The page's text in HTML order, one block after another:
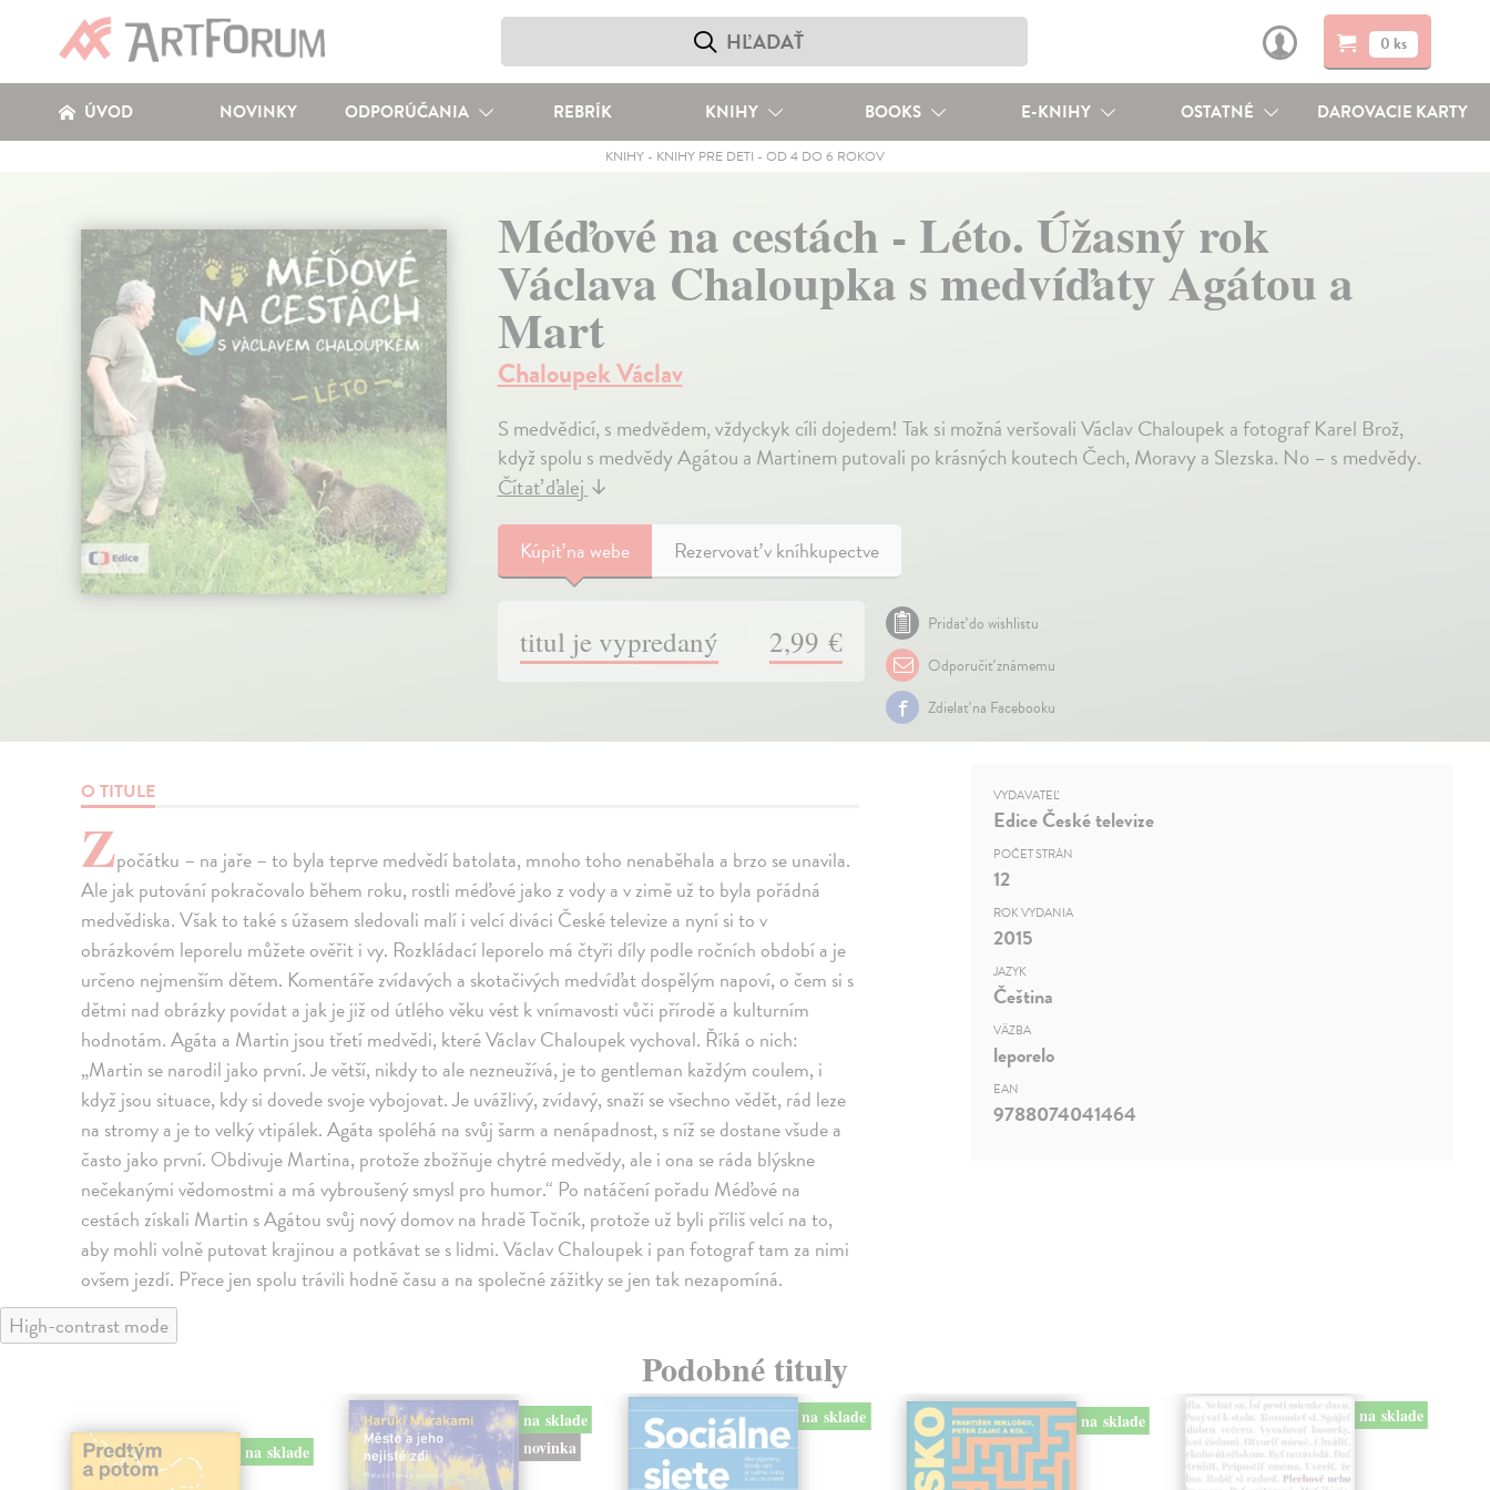
0 ks
ÚVOD NOVINKY ODPORÚČANIA REBRÍK KNIHY BOOKS E-KNIHY OSTATNÉ DAROVACIE KARTY
KNIHY- KNIHY PRE DETI - OD 4 DO 6 ROKOV
Méďové na cestách - Léto. Úžasný rok
Václava Chaloupka s medvíďaty Agátou a
Mart
Chaloupek Václav
S medvědicí, s medvědem, vždyckyk cíli dojedem! Tak si možná veršovali Václav Chaloupek a fotograf Karel Brož,
když spolu s medvědy Agátou a Martinem putovali po krásných koutech Čech, Moravy a Slezska. No – s medvědy.
Čítať ďalej↓
Kúpiťna webe Rezervovať v kníhkupectve
titul je vypredaný 2,99 €
Pridať do wishlistu
Odporučiť známemu
Zdielať na Facebooku
O TITULE
Zpočátku – na jaře – to byla teprve medvědí batolata, mnoho toho nenaběhala a brzo se unavila.
Ale jak putování pokračovalo během roku, rostli méďové jako z vody a v zimě už to byla pořádná
medvědiska. Však to také s úžasem sledovali malí i velcí diváci České televize a nyní si to v
obrázkovém leporelu můžete ověřit i vy. Rozkládací leporelo má čtyři díly podle ročních období a je
určeno nejmenším dětem. Komentáře zvídavých a skotačivých medvíďat dospělým napoví, o čem si s
dětmi nad obrázky povídat a jak je již od útlého věku vést k vnímavosti vůči přírodě a kulturním
hodnotám. Agáta a Martin jsou třetí medvědi, které Václav Chaloupek vychoval. Říká o nich:
„Martin se narodil jako první. Je větší, nikdy to ale nezneužívá, je to gentleman každým coulem, i
když jsou situace, kdy si dovede svoje vybojovat. Je uvážlivý, zvídavý, snaží se všechno vědět, rád leze
na stromy a je to velký vtipálek. Agáta spoléhá na svůj šarm a nenápadnost, s níž se dostane všude a
často jako první. Obdivuje Martina, protože zbožňuje chytré medvědy, ale i ona se ráda blýskne
nečekanými vědomostmi a má vybroušený smysl pro humor.“ Po natáčení pořadu Méďové na
cestách získali Martin s Agátou svůj nový domov na hradě Točník, protože už byli příliš velcí na to,
aby mohli volně putovat krajinou a potkávat se s lidmi. Václav Chaloupek i pan fotograf tam za nimi
ovšem jezdí. Přece jen spolu trávili hodně času a na společné zážitky se jen tak nezapomíná.
VYDAVATEĽ
Edice České televize
POČET STRÁN
12
ROK VYDANIA
2015
JAZYK
Čeština
VÄZBA
leporelo
EAN
9788074041464
High-contrast mode
Podobné tituly
na sklade
na sklade
novinka
na sklade na sklade na sklade